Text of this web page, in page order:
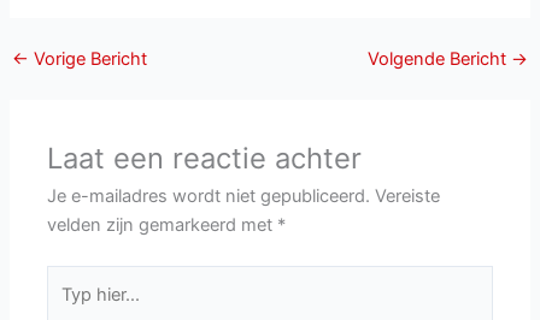
← Vorige Bericht Volgende Bericht →
Laat een reactie achter
Je e-mailadres wordt niet gepubliceerd. Vereiste
velden zijn gemarkeerd met *
hier...